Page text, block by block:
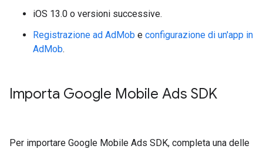
iOS 13.0 o versioni successive.
Registrazione ad AdMob e configurazione di un'app in
AdMob.
Importa Google Mobile Ads SDK
Per importare Google Mobile Ads SDK, completa una delle